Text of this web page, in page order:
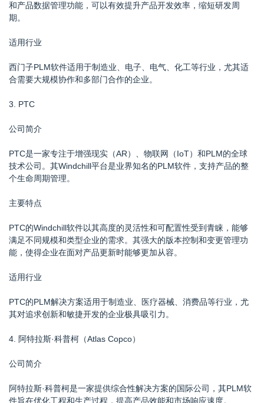
和产品数据管理功能，可以有效提升产品开发效率，缩短研发周
期。
适用行业
西门子PLM软件适用于制造业、电子、电气、化工等行业，尤其适
合需要大规模协作和多部门合作的企业。
3. PTC
公司简介
PTC是一家专注于增强现实（AR）、物联网（IoT）和PLM的全球
技术公司。其Windchill平台是业界知名的PLM软件，支持产品的整
个生命周期管理。
主要特点
PTC的Windchill软件以其高度的灵活性和可配置性受到青睐，能够
满足不同规模和类型企业的需求。其强大的版本控制和变更管理功
能，使得企业在面对产品更新时能够更加从容。
适用行业
PTC的PLM解决方案适用于制造业、医疗器械、消费品等行业，尤
其对追求创新和敏捷开发的企业极具吸引力。
4. 阿特拉斯·科普柯（Atlas Copco）
公司简介
阿特拉斯·科普柯是一家提供综合性解决方案的国际公司，其PLM软
件旨在优化工程和生产过程，提高产品效能和市场响应速度。